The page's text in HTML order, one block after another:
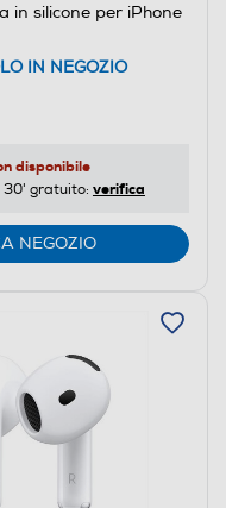
in silicone per iPhone
IN NEGOZIO
disponibile
30' gratuito: verifica
NEGOZIO